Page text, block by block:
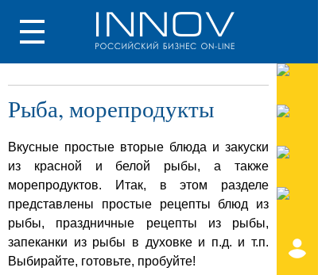
Рыба, морепродукты
Вкусные простые вторые блюда и закуски
из красной и белой рыбы, а также
морепродуктов. Итак, в этом разделе
представлены простые рецепты блюд из
рыбы, праздничные рецепты из рыбы,
запеканки из рыбы в духовке и п.д. и т.п.
Выбирайте, готовьте, пробуйте!